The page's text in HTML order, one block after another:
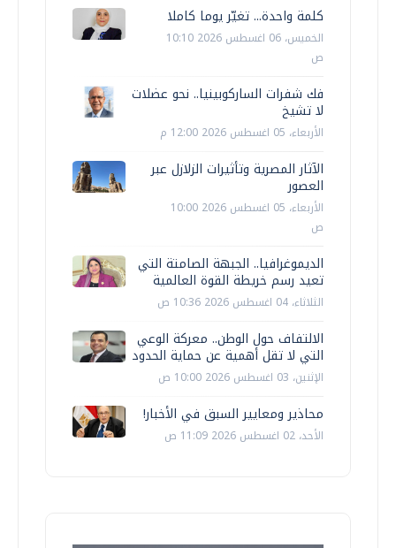
كلمة واحدة... تغيّر يوما كاملا
الخميس، 06 اغسطس 2026 10:10
ص
فك شفرات الساركوبينيا.. نحو عضلات
لا تشيخ
الأربعاء، 05 اغسطس 2026 12:00 م
الآثار المصرية وتأثيرات الزلازل عبر
العصور
الأربعاء، 05 اغسطس 2026 10:00
ص
الديموغرافيا.. الجبهة الصامتة التي
تعيد رسم خريطة القوة العالمية
الثلاثاء، 04 اغسطس 2026 10:36 ص
الالتفاف حول الوطن.. معركة الوعي
التي لا تقل أهمية عن حماية الحدود
الإثنين، 03 اغسطس 2026 10:00 ص
محاذير ومعايير السبق في الأخبار!
الأحد، 02 اغسطس 2026 11:09 ص